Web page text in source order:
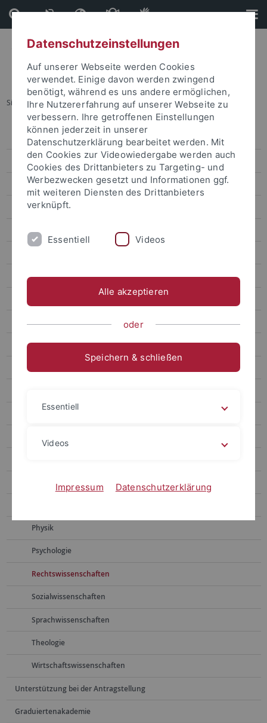
Direkt
zum
Inhalt
Direkt
zur
Fußleiste
Sie sind hier: Startseite ... Rechtswissenschaften
Forschungsförderung
Forschungsfördernachrichten
Ausschreibungen
Alte Kulturen
Chemie
Erziehungswissenschaft und Bildungsforschung
Geowissenschaften
Mathematik
Pharmazie
Physik
Psychologie
Rechtswissenschaften
Sozialwissenschaften
Sprachwissenschaften
Theologie
Wirtschaftswissenschaften
Unterstützung bei der Antragstellung
Graduiertenakademie
Datenschutzeinstellungen
Auf unserer Webseite werden Cookies
verwendet. Einige davon werden zwingend
benötigt, während es uns andere ermöglichen,
Ihre Nutzererfahrung auf unserer Webseite zu
verbessern. Ihre getroffenen Einstellungen
können jederzeit in unserer
Datenschutzerklärung bearbeitet werden. Mit
den Cookies zur Videowiedergabe werden auch
Cookies des Drittanbieters zu Targeting- und
Werbezwecken gesetzt und Informationen ggf.
mit weiteren Diensten des Drittanbieters
verknüpft.
Essentiell Videos
Alle akzeptieren
oder
Speichern & schließen
Essentiell
Videos
Impressum Datenschutzerklärung